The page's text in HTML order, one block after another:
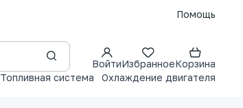
Помощь
ВойтиИзбранноеКорзина
Топливная система Охлаждение двигателя